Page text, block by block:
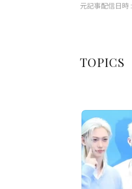
元記事配信日時 :
TOPICS